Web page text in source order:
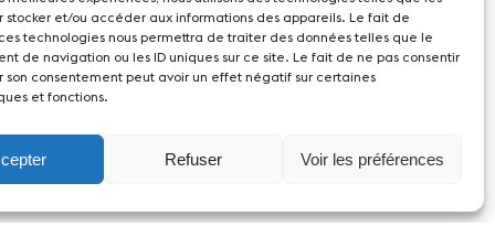
stocker et/ou accéder aux informations des appareils. Le fait de
technologies nous permettra de traiter des données telles que le
de navigation ou les ID uniques sur ce site. Le fait de ne pas consentir
son consentement peut avoir un effet négatif sur certaines
et fonctions.
Refuser Voir les préférences